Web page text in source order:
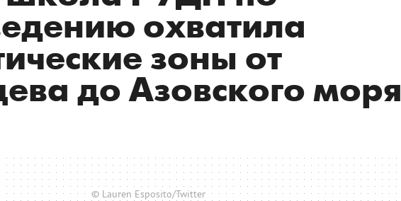
охватила
зоны от
до Азовского моря
© Lauren Esposito/Twitter